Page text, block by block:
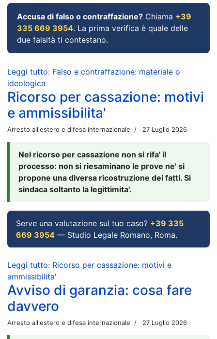
Accusa di falso o contraffazione? Chiama +39
335 669 3954. La prima verifica è quale delle
due falsità ti contestano.
Leggi tutto: Falso e contraffazione: materiale o
ideologica
Ricorso per cassazione: motivi
e ammissibilita'
Arresto all'estero e difesa internazionale 27 Luglio 2026
Nel ricorso per cassazione non si rifa' il
processo: non si riesaminano le prove ne' si
propone una diversa ricostruzione dei fatti. Si
sindaca soltanto la legittimita'.
Serve una valutazione sul tuo caso? +39 335
669 3954 — Studio Legale Romano, Roma.
Leggi tutto: Ricorso per cassazione: motivi e
ammissibilita'
Avviso di garanzia: cosa fare
davvero
Arresto all'estero e difesa internazionale 27 Luglio 2026